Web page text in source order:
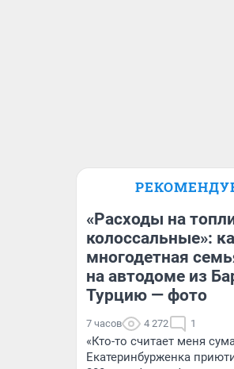
«Расходы на
колоссальные»:
многодетная
на автодоме из
Турцию — фото
7 часов 4 272 1
«Кто-то считает меня
Екатеринбурженка